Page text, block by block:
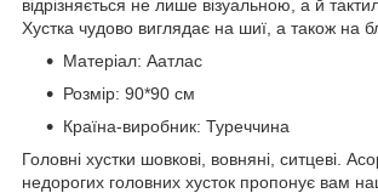
відрізняється не лише візуальною, а й
Хустка чудово виглядає на шиї, а також на
Матеріал: Аатлас
Розмір: 90*90 см
Країна-виробник: Туреччина
Головні хустки шовкові, вовняні, ситцеві.
недорогих головних хусток пропонує вам